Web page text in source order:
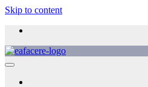
Skip to content